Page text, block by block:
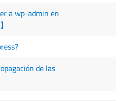
a wp-admin en
de las